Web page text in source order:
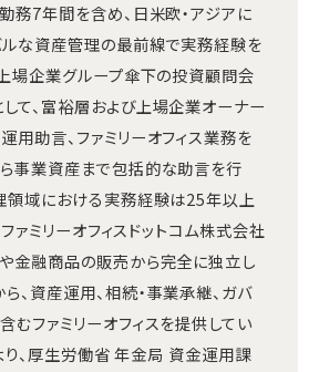
務7年間を含め、日米欧・アジアに
な資産管理の最前線で実務経験を
場企業グループ傘下の投資顧問会
て、富裕層および上場企業オーナー
用助言、ファミリーオフィス業務を
事業資産まで包括的な助言を行
領域における実務経験は25年以上
ァミリーオフィスドットコム株式会社
金融商品の販売から完全に独立し
、資産運用、相続・事業承継、ガバ
むファミリーオフィスを提供してい
り、厚生労働省 年金局 資金運用課